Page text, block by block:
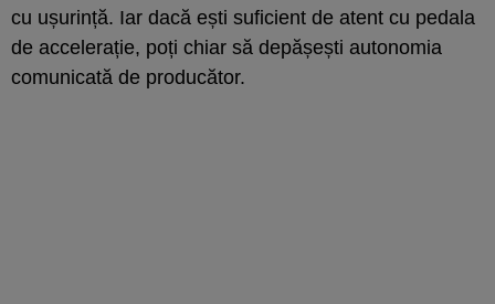
cu ușurință. Iar dacă ești suficient de atent cu pedala
de accelerație, poți chiar să depășești autonomia
comunicată de producător.